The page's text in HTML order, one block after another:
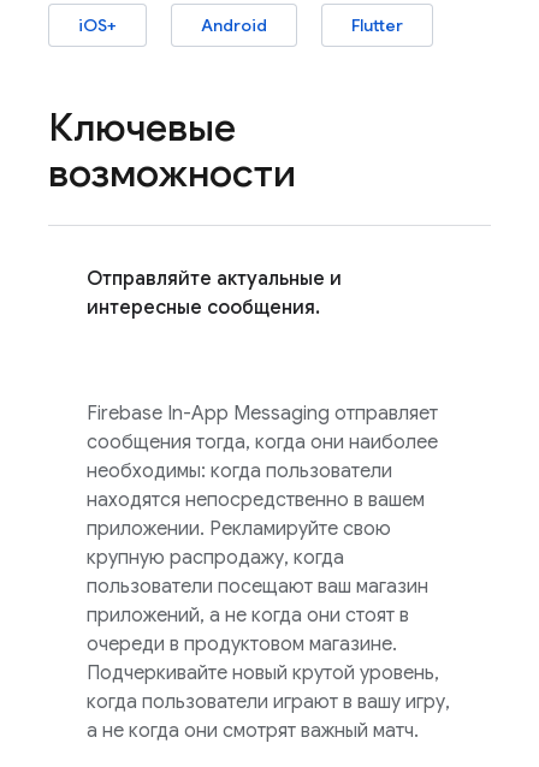
iOS+ Android Flutter
Ключевые
возможности
Отправляйте актуальные и
интересные сообщения.
Firebase In-App Messaging отправляет
сообщения тогда, когда они наиболее
необходимы: когда пользователи
находятся непосредственно в вашем
приложении. Рекламируйте свою
крупную распродажу, когда
пользователи посещают ваш магазин
приложений, а не когда они стоят в
очереди в продуктовом магазине.
Подчеркивайте новый крутой уровень,
когда пользователи играют в вашу игру,
а не когда они смотрят важный матч.